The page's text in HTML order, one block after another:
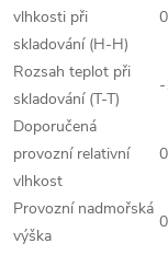
vlhkosti při
skladování (H-H)
Rozsah teplot při
skladování (T-T)
Doporučená
provozní relativní
vlhkost
Provozní nadmořská
výška